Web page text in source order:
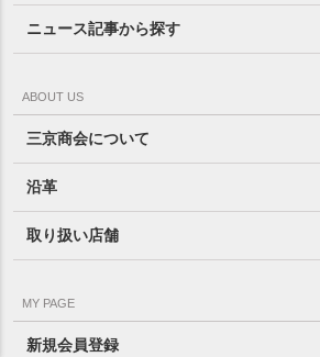
ニュース記事から探す
ABOUT US
三京商会について
沿革
取り扱い店舗
MY PAGE
新規会員登録